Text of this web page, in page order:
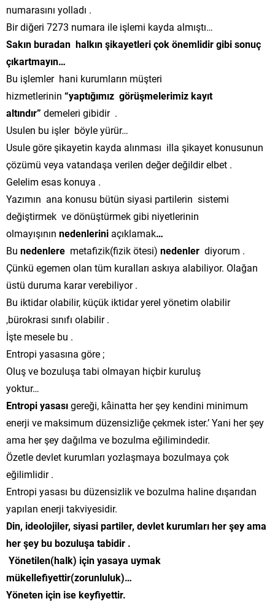
numarasını yolladı .
Bir diğeri 7273 numara ile işlemi kayda almıştı…
Sakın buradan halkın şikayetleri çok önemlidir gibi sonuç
çıkartmayın…
Bu işlemler hani kurumların müşteri
hizmetlerinin “yaptığımız görüşmelerimiz kayıt
altındır” demeleri gibidir .
Usulen bu işler böyle yürür…
Usule göre şikayetin kayda alınması illa şikayet konusunun
çözümü veya vatandaşa verilen değer değildir elbet .
Gelelim esas konuya .
Yazımın ana konusu bütün siyasi partilerin sistemi
değiştirmek ve dönüştürmek gibi niyetlerinin
olmayışının nedenlerini açıklamak…
Bu nedenlere metafizik(fizik ötesi) nedenler diyorum .
Çünkü egemen olan tüm kuralları askıya alabiliyor. Olağan
üstü duruma karar verebiliyor .
Bu iktidar olabilir, küçük iktidar yerel yönetim olabilir
,bürokrasi sınıfı olabilir .
İşte mesele bu .
Entropi yasasına göre ;
Oluş ve bozuluşa tabi olmayan hiçbir kuruluş
yoktur…
Entropi yasasıgereği, kâinatta her şey kendini minimum
enerji ve maksimum düzensizliğe çekmek ister.’ Yani her şey
ama her şey dağılma ve bozulma eğilimindedir.
Özetle devlet kurumları yozlaşmaya bozulmaya çok
eğilimlidir .
Entropi yasası bu düzensizlik ve bozulma haline dışarıdan
yapılan enerji takviyesidir.
Din, ideolojiler, siyasi partiler, devlet kurumları her şey ama
her şey bu bozuluşa tabidir .
Yönetilen(halk) için yasaya uymak
mükellefiyettir(zorunluluk)…
Yöneten için ise keyfiyettir.